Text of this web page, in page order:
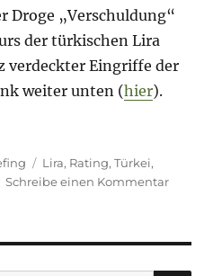
Droge „Verschuldung“
der türkischen Lira
verdeckter Eingriffe der
weiter unten (hier).
August 2018 – Türkei-
Schlagwörter
Lira, Rating,Türkei,
Schreibe einen Kommentarzu